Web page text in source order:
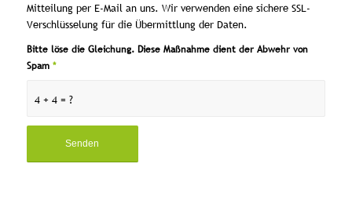
Mitteilung per E-Mail an uns. Wir verwenden eine sichere SSL-
Verschlüsselung für die Übermittlung der Daten.
4 + 4 = ?
Bitte löse die Gleichung. Diese Maßnahme dient der Abwehr von
Spam *